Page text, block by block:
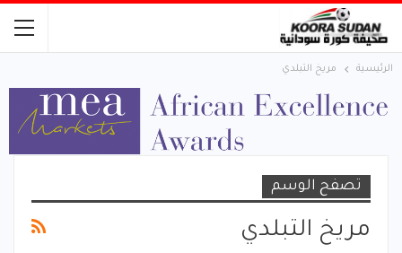
الرئيسية مريخ التبلدي
تصفح الوسم
مريخ التبلدي